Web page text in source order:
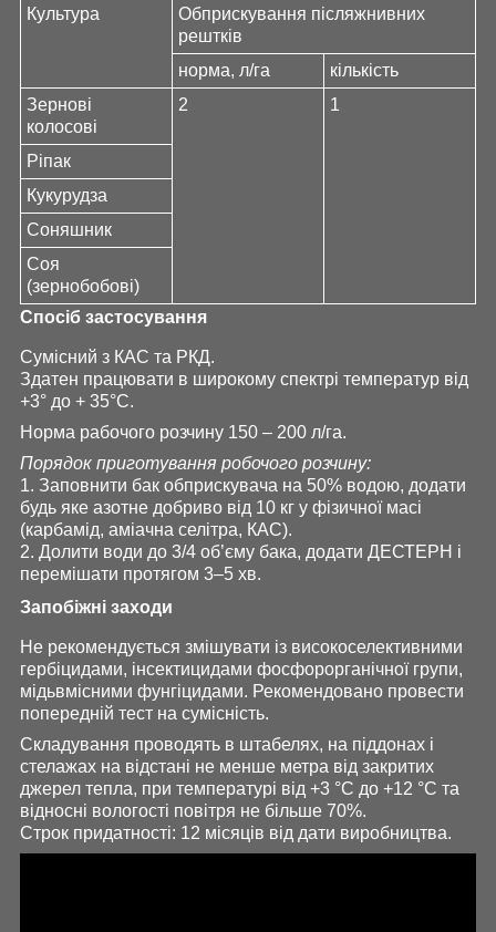
Культура
Обприскування післяжнивних
рештків
норма, л/га
кількість
Зернові
колосові
2 1
Ріпак
Кукурудза
Соняшник
Соя
(зернобобові)
Спосіб застосування
Сумісний з КАС та РКД.
Здатен працювати в широкому спектрі температур від
+3° до + 35°С.
Норма рабочого розчину 150 – 200 л/га.
Порядок приготування робочого розчину:
1. Заповнити бак обприскувача на 50% водою, додати
будь яке азотне добриво від 10 кг у фізичної масі
(карбамід, аміачна селітра, КАС).
2. Долити води до 3/4 об’єму бака, додати ДЕСТЕРН і
перемішати протягом 3–5 хв.
Запобіжні заходи
Не рекомендується змішувати із високоселективними
гербіцидами, інсектицидами фосфорорганічної групи,
мідьвмісними фунгіцидами. Рекомендовано провести
попередній тест на сумісність.
Складування проводять в штабелях, на піддонах і
стелажах на відстані не менше метра від закритих
джерел тепла, при температурі від +3 °С до +12 °С та
відносні вологості повітря не більше 70%.
Строк придатності: 12 місяців від дати виробництва.